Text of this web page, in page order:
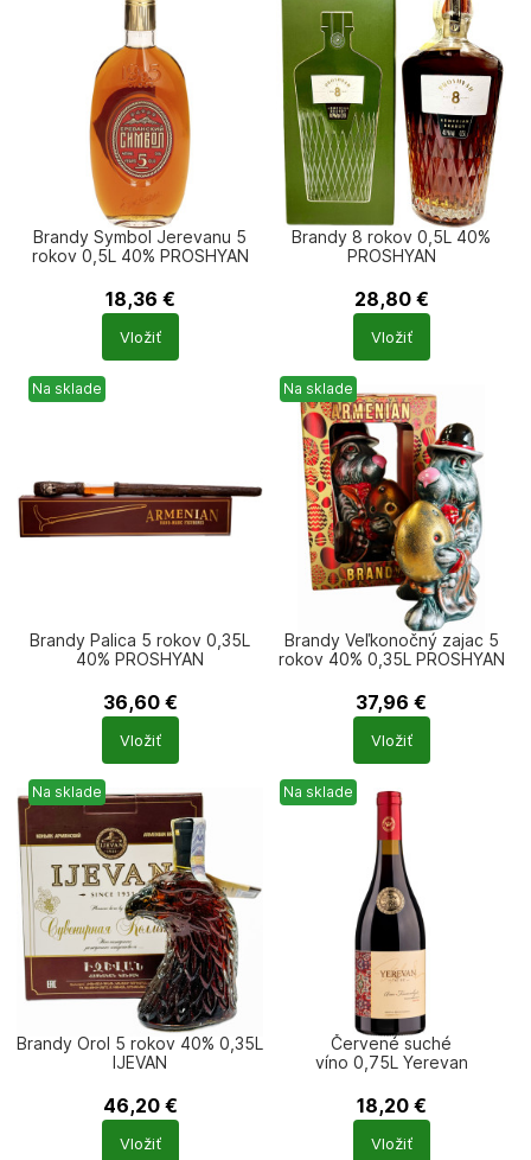
Brandy Symbol Jerevanu 5
rokov 0,5L 40% PROSHYAN
18,36 €
Počet
produktů
Vložiť
Brandy 8 rokov 0,5L 40%
PROSHYAN
28,80 €
Počet
produktů
Vložiť
Na sklade
Brandy Palica 5 rokov 0,35L
40% PROSHYAN
36,60 €
Počet
produktů
Vložiť
Na sklade
Brandy Veľkonočný zajac 5
rokov 40% 0,35L PROSHYAN
37,96 €
Počet
produktů
Vložiť
Na sklade
Brandy Orol 5 rokov 40% 0,35L
IJEVAN
46,20 €
Počet
produktů
Vložiť
Na sklade
Červené suché
víno 0,75L Yerevan
18,20 €
Počet
produktů
Vložiť